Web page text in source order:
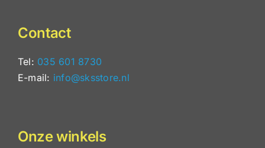
Contact
Tel: 035 601 8730
E-mail: info@sksstore.nl
Onze winkels